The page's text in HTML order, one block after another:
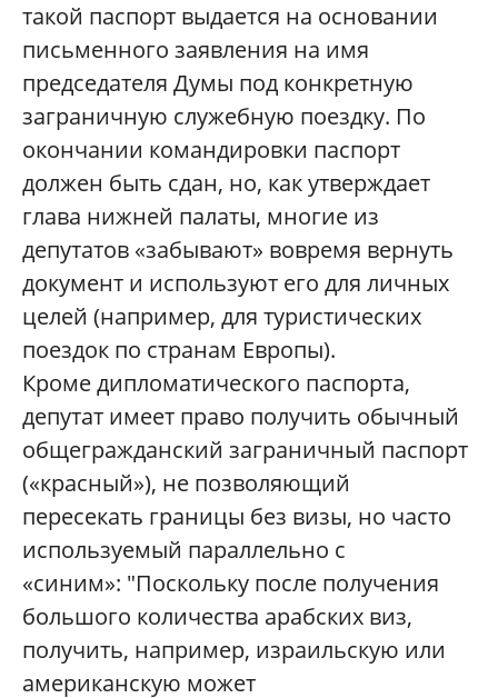
такой паспорт выдается на основании
письменного заявления на имя
председателя Думы под конкретную
заграничную служебную поездку. По
окончании командировки паспорт
должен быть сдан, но, как утверждает
глава нижней палаты, многие из
депутатов «забывают» вовремя вернуть
документ и используют его для личных
целей (например, для туристических
поездок по странам Европы).
Кроме дипломатического паспорта,
депутат имеет право получить обычный
общегражданский заграничный паспорт
(«красный»), не позволяющий
пересекать границы без визы, но часто
используемый параллельно с
«синим»: "Поскольку после получения
большого количества арабских виз,
получить, например, израильскую или
американскую может